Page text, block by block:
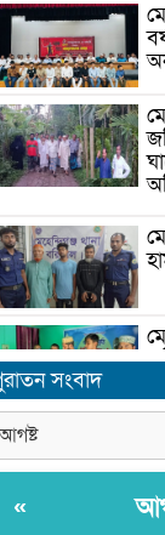
ধারনা প্রদান করেন
সংবাদ
«